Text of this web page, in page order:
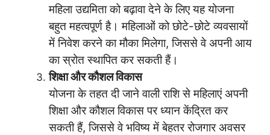
महिला उद्यमिता को बढ़ावा देने के लिए यह योजना
बहुत महत्वपूर्ण है। महिलाओं को छोटे-छोटे व्यवसायों
में निवेश करने का मौका मिलेगा, जिससे वे अपनी आय
का स्रोत स्थापित कर सकती हैं।
शिक्षा और कौशल विकास
योजना के तहत दी जाने वाली राशि से महिलाएं अपनी
शिक्षा और कौशल विकास पर ध्यान केंद्रित कर
सकती हैं, जिससे वे भविष्य में बेहतर रोजगार अवसर